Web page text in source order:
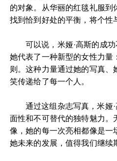
的对象。从华丽的红毯礼服到
找到恰到好处的平衡，将个性
可以说，米娅·高斯的成
她代表了一种新型的女性力量
则。这种力量通过她的写真、
笑传递给了每一个人。
通过这组杂志写真，米娅
面性和不可替代的独特魅力。
像，她的每一次亮相都像是一
她未来的发展，值得我们继续